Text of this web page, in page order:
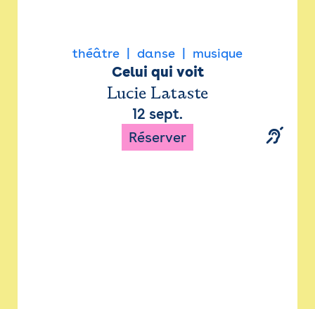
théâtre danse musique
Celui qui voit
Lucie Lataste
12 sept.
Réserver